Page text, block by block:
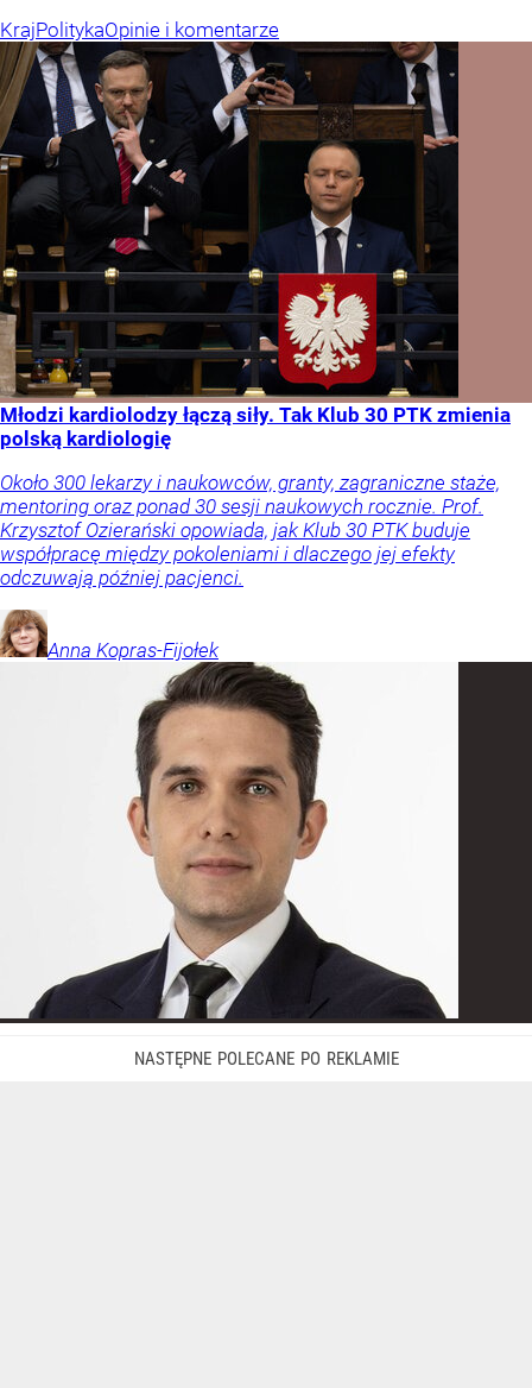
KrajPolitykaOpinie i komentarze
Młodzi kardiolodzy łączą siły. Tak Klub 30 PTK zmienia
polską kardiologię
Około 300 lekarzy i naukowców, granty, zagraniczne staże,
mentoring oraz ponad 30 sesji naukowych rocznie. Prof.
Krzysztof Ozierański opowiada, jak Klub 30 PTK buduje
współpracę między pokoleniami i dlaczego jej efekty
odczuwają później pacjenci.
Anna Kopras-Fijołek